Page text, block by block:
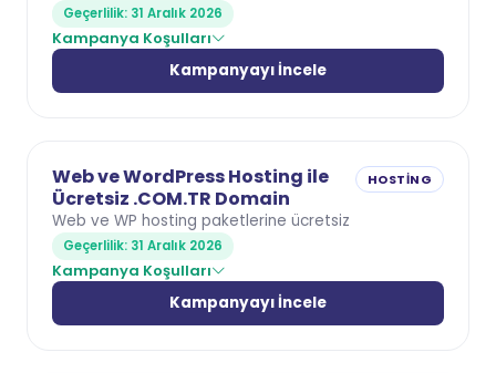
Geçerlilik: 31 Aralık 2026
Kampanya Koşulları
Kampanyayı İncele
Web ve WordPress Hosting ile
Ücretsiz .COM.TR Domain
HOSTING
Web ve WP hosting paketlerine ücretsiz
Geçerlilik: 31 Aralık 2026
Kampanya Koşulları
Kampanyayı İncele